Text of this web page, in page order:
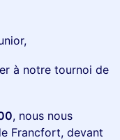
à notre tournoi de
, nous nous
Francfort, devant